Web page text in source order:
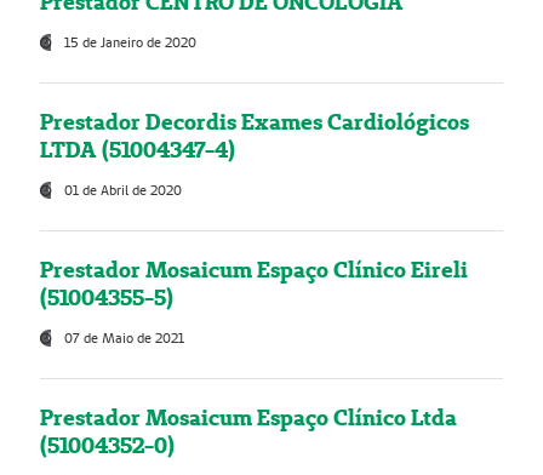
15 de Janeiro de 2020
Prestador Decordis Exames Cardiológicos
LTDA (51004347-4)
01 de Abril de 2020
Prestador Mosaicum Espaço Clínico Eireli
(51004355-5)
07 de Maio de 2021
Prestador Mosaicum Espaço Clínico Ltda
(51004352-0)